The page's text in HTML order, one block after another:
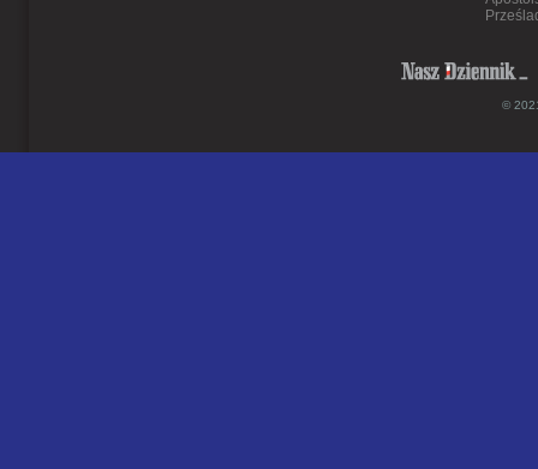
©